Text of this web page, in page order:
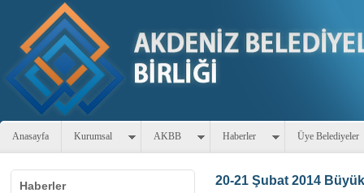
Anasayfa Kurumsal AKBB Haberler Üye Belediyeler
Haberler 20-21 Şubat 2014